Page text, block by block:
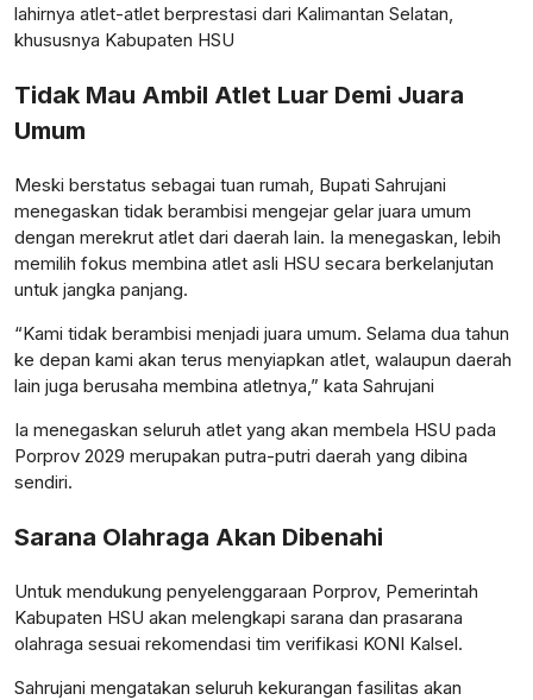
lahirnya atlet-atlet berprestasi dari Kalimantan Selatan,
khususnya Kabupaten HSU
Tidak Mau Ambil Atlet Luar Demi Juara
Umum
Meski berstatus sebagai tuan rumah, Bupati Sahrujani
menegaskan tidak berambisi mengejar gelar juara umum
dengan merekrut atlet dari daerah lain. Ia menegaskan, lebih
memilih fokus membina atlet asli HSU secara berkelanjutan
untuk jangka panjang.
“Kami tidak berambisi menjadi juara umum. Selama dua tahun
ke depan kami akan terus menyiapkan atlet, walaupun daerah
lain juga berusaha membina atletnya,” kata Sahrujani
Ia menegaskan seluruh atlet yang akan membela HSU pada
Porprov 2029 merupakan putra-putri daerah yang dibina
sendiri.
Sarana Olahraga Akan Dibenahi
Untuk mendukung penyelenggaraan Porprov, Pemerintah
Kabupaten HSU akan melengkapi sarana dan prasarana
olahraga sesuai rekomendasi tim verifikasi KONI Kalsel.
Sahrujani mengatakan seluruh kekurangan fasilitas akan